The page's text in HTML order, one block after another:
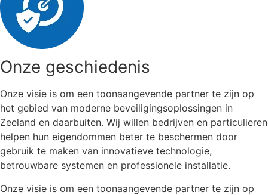
Onze geschiedenis
Onze visie is om een toonaangevende partner te zijn op
het gebied van moderne beveiligingsoplossingen in
Zeeland en daarbuiten. Wij willen bedrijven en particulieren
helpen hun eigendommen beter te beschermen door
gebruik te maken van innovatieve technologie,
betrouwbare systemen en professionele installatie.
Onze visie is om een toonaangevende partner te zijn op